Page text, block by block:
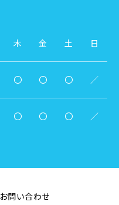
木 金 土 日
〇 〇 〇 ／
〇 〇 〇 ／
お問い合わせ